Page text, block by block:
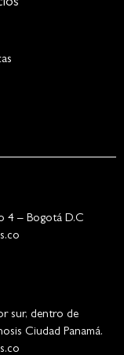
4 – Bogotá D.C
sur, dentro de
Ciudad Panamá.